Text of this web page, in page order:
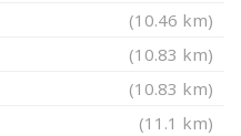
(10.46 km)
(10.83 km)
(10.83 km)
(11.1 km)